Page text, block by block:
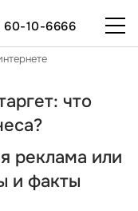
60-10-6666
что
реклама или
и факты